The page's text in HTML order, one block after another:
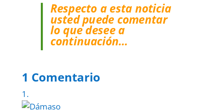
Respecto a esta noticia
usted puede comentar
lo que desee a
continuación…
1 Comentario